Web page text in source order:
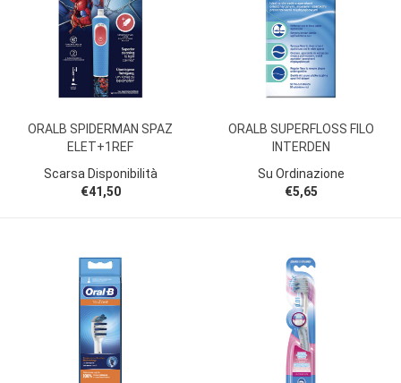
ORALB SPIDERMAN SPAZ
ELET+1REF
Scarsa Disponibilità
€41,50
ORALB SUPERFLOSS FILO
INTERDEN
Su Ordinazione
€5,65